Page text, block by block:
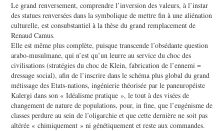
Le grand renversement, comprendre l’inversion des valeurs, à l’instar
des statues renversées dans la symbolique de mettre fin à une aliénation
culturelle, est consubstantiel à la thèse du grand remplacement de
Renaud Camus.
Elle est même plus complète, puisque transcende l’obsédante question
arabo-musulmane, qui n’est qu’un leurre au service du choc des
civilisations (stratégies du choc de Klein, fabrication de l’ennemi =
dressage social), afin de l’inscrire dans le schéma plus global du grand
métissage des Etats-nations, ingénierie théorisée par le paneuropéiste
Kalergi dans son « Idéalisme pratique », le tout à des visées de
changement de nature de populations, pour, in fine, que l’eugénisme de
classes perdure au sein de l’oligarchie et que cette dernière ne soit pas
altérée « chimiquement » ni génétiquement et reste aux commandes.